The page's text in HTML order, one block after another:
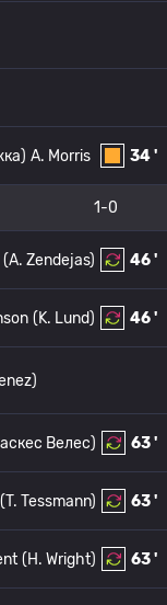
34 '
A. Morris
1-0
46 '
(A. Zendejas)
46 '
(K. Lund)
63 '
Велес)
63 '
(T. Tessmann)
63 '
(H. Wright)